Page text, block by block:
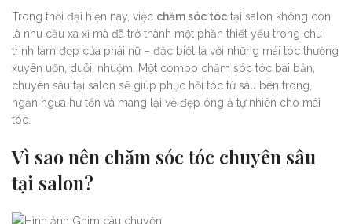
Trong thời đại hiện nay, việc chăm sóc tóc tại salon không còn
là nhu cầu xa xỉ mà đã trở thành một phần thiết yếu trong chu
trình làm đẹp của phái nữ – đặc biệt là với những mái tóc thường
xuyên uốn, duỗi, nhuộm. Một combo chăm sóc tóc bài bản,
chuyên sâu tại salon sẽ giúp phục hồi tóc từ sâu bên trong,
ngăn ngừa hư tổn và mang lại vẻ đẹp óng ả tự nhiên cho mái
tóc.
Vì sao nên chăm sóc tóc chuyên sâu
tại salon?